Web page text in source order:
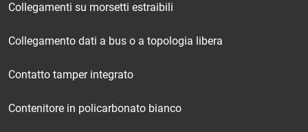
Collegamenti su morsetti estraibili
Collegamento dati a bus o a topologia libera
Contatto tamper integrato
Contenitore in policarbonato bianco